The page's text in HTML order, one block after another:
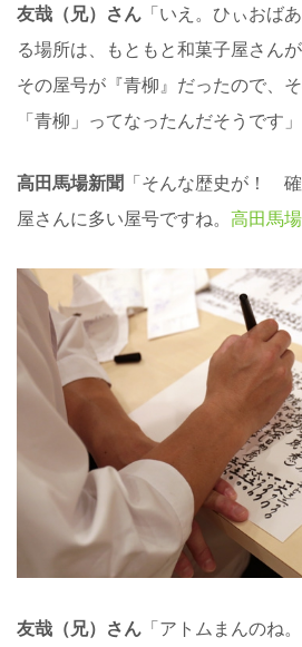
友哉（兄）さん 「いえ。ひぃおば
る場所は、もともと和菓子屋さん
その屋号が『青柳』だったので、
「青柳」ってなったんだそうです」
高田馬場新聞 「そんな歴史が！
屋さんに多い屋号ですね。 高田馬
友哉（兄）さん 「アトムまんのね